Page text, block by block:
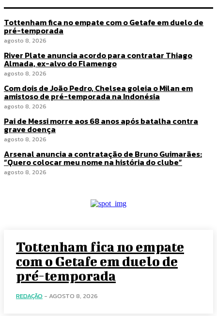
Tottenham fica no empate com o Getafe em duelo de
pré-temporada
agosto 8, 2026
River Plate anuncia acordo para contratar Thiago
Almada, ex-alvo do Flamengo
agosto 8, 2026
Com dois de João Pedro, Chelsea goleia o Milan em
amistoso de pré-temporada na Indonésia
agosto 8, 2026
Pai de Messi morre aos 68 anos após batalha contra
grave doença
agosto 8, 2026
Arsenal anuncia a contratação de Bruno Guimarães:
“Quero colocar meu nome na história do clube”
agosto 8, 2026
Tottenham fica no empate
com o Getafe em duelo de
pré-temporada
REDAÇÃO - AGOSTO 8, 2026